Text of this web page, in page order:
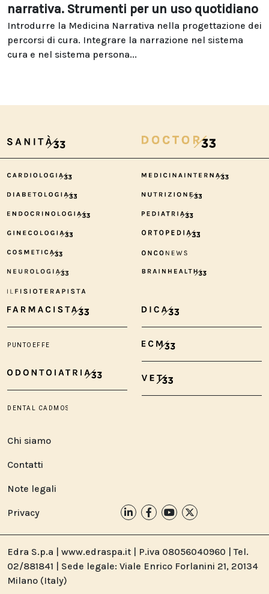
narrativa. Strumenti per un uso quotidiano
Introdurre la Medicina Narrativa nella progettazione dei
percorsi di cura. Integrare la narrazione nel sistema
cura e nel sistema persona...
Chi siamo
Contatti
Note legali
Privacy
Edra S.p.a | www.edraspa.it | P.iva 08056040960 | Tel.
02/881841 | Sede legale: Viale Enrico Forlanini 21, 20134
Milano (Italy)